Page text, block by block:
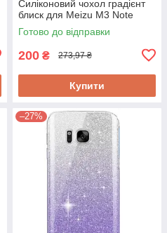
Силіконовий чохол градієнт
блиск для Meizu M3 Note
Готово до відправки
200 ₴ 273,97 ₴
Купити
–27%